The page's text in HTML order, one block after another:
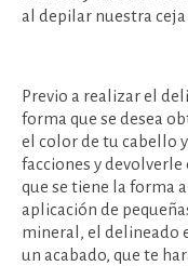
al depilar nuestra
Previo a realizar el
forma que se desea
el color de tu cabello
facciones y devolverle
que se tiene la forma
aplicación de
mineral, el delineado
un acabado, que te